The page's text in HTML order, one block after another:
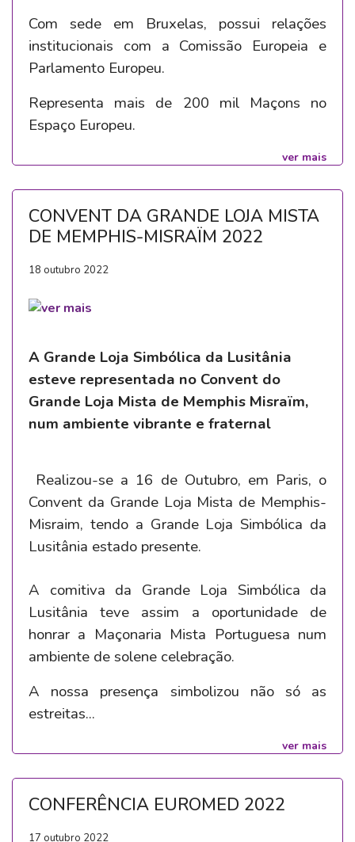
Com sede em Bruxelas, possui relações
institucionais com a Comissão Europeia e
Parlamento Europeu.
Representa mais de 200 mil Maçons no
Espaço Europeu.
ver mais
CONVENT DA GRANDE LOJA MISTA
DE MEMPHIS-MISRAÏM 2022
18 outubro 2022
A Grande Loja Simbólica da Lusitânia
esteve representada no Convent do
Grande Loja Mista de Memphis Misraïm,
num ambiente vibrante e fraternal
Realizou-se a 16 de Outubro, em Paris, o
Convent da Grande Loja Mista de Memphis-
Misraim, tendo a Grande Loja Simbólica da
Lusitânia estado presente.
A comitiva da Grande Loja Simbólica da
Lusitânia teve assim a oportunidade de
honrar a Maçonaria Mista Portuguesa num
ambiente de solene celebração.
A nossa presença simbolizou não só as
estreitas...
ver mais
CONFERÊNCIA EUROMED 2022
17 outubro 2022